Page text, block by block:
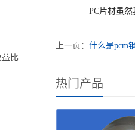
环保塑料板材产业契机，哪几类收益比较大?
PC片材虽然我
上一页： 什么是pcm
热门产品